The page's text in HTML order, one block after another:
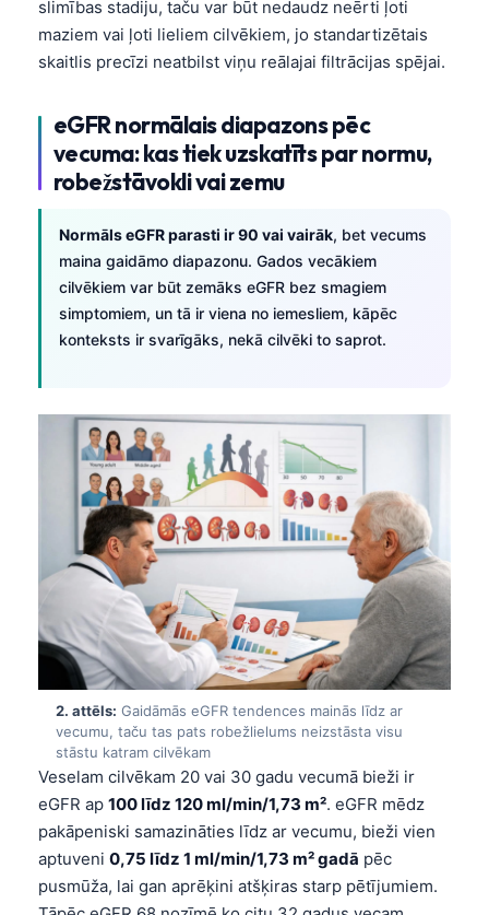
slimības stadiju, taču var būt nedaudz neērti ļoti
maziem vai ļoti lieliem cilvēkiem, jo standartizētais
skaitlis precīzi neatbilst viņu reālajai filtrācijas spējai.
eGFR normālais diapazons pēc
vecuma: kas tiek uzskatīts par normu,
robežstāvokli vai zemu
Normāls eGFR parasti ir 90 vai vairāk, bet vecums
maina gaidāmo diapazonu. Gados vecākiem
cilvēkiem var būt zemāks eGFR bez smagiem
simptomiem, un tā ir viena no iemesliem, kāpēc
konteksts ir svarīgāks, nekā cilvēki to saprot.
2. attēls: Gaidāmās eGFR tendences mainās līdz ar
vecumu, taču tas pats robežlielums neizstāsta visu
stāstu katram cilvēkam
Veselam cilvēkam 20 vai 30 gadu vecumā bieži ir
eGFR ap 100 līdz 120 ml/min/1,73 m². eGFR mēdz
pakāpeniski samazināties līdz ar vecumu, bieži vien
aptuveni 0,75 līdz 1 ml/min/1,73 m² gadā pēc
pusmūža, lai gan aprēķini atšķiras starp pētījumiem.